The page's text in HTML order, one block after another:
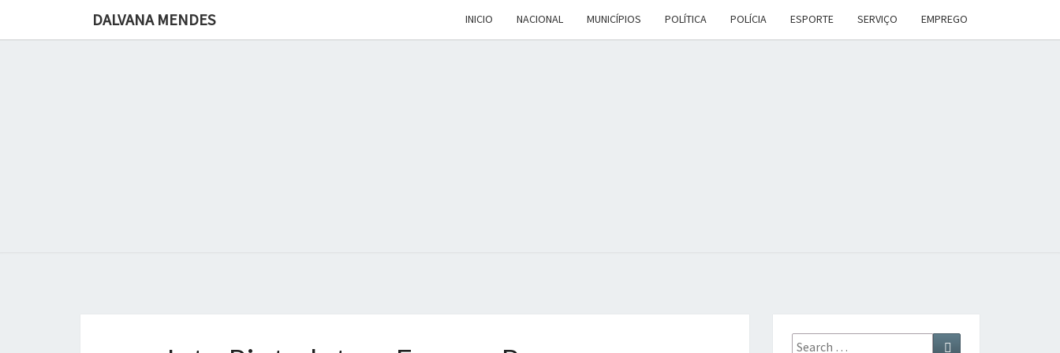
DALVANA MENDES INICIO NACIONAL MUNICÍPIOS POLÍTICA POLÍCIA ESPORTE SERVIÇO EMPREGO
Search
Search